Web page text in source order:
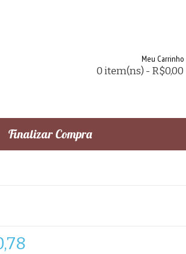
Meu Carrinho
0 item(ns) - R$0,00
Finalizar Compra